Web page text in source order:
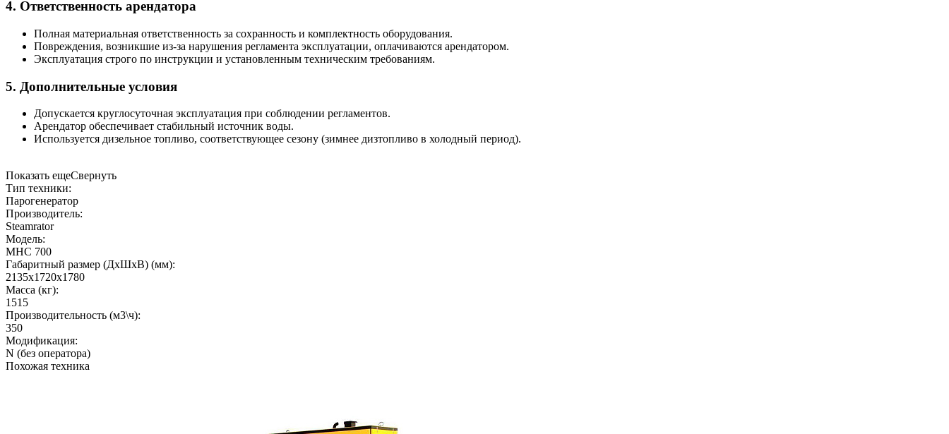
4. Ответственность арендатора
Полная материальная ответственность за сохранность и комплектность оборудования.
Повреждения, возникшие из-за нарушения регламента эксплуатации, оплачиваются арендатором.
Эксплуатация строго по инструкции и установленным техническим требованиям.
5. Дополнительные условия
Допускается круглосуточная эксплуатация при соблюдении регламентов.
Арендатор обеспечивает стабильный источник воды.
Используется дизельное топливо, соответствующее сезону (зимнее дизтопливо в холодный период).
Показать ещеСвернуть
Тип техники:
Парогенератор
Производитель:
Steamrator
Модель:
МНC 700
Габаритный размер (ДхШхВ) (мм):
2135х1720х1780
Масса (кг):
1515
Производительность (м3\ч):
350
Модификация:
N (без оператора)
Похожая техника